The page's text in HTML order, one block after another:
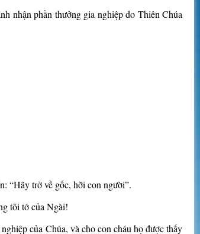
nhận phần thưởng gia nghiệp do Thiên Chúa
“Hãy trở về gốc, hỡi con người”.
tôi tớ của Ngài!
của Chúa, và cho con cháu họ được thấy